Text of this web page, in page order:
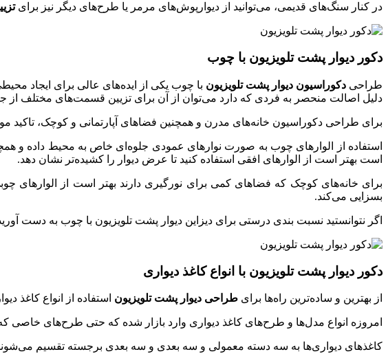
در کنار سنگ‌های قدیمی، می‌توانید از دیوارپوش‌های مرمر یا طرح‌های دیگر نیز برای
دکور دیوار پشت تلویزیون با چوب
طراحیدکوراسیون دیوار پشت تلویزیون با چوب یکی از ایده‌های عالی برای ایجاد
دلیل اصالت منحصر به فردی که دارد می‌توان از آن برای تزیین قسمت‌های مختلف از
برای طراحی دکوراسیون خانه‌های مدرن و همچنین فضاهای آپارتمانی و کوچک، تاکید
استفاده از الوارهای چوب به صورت نوارهای عمودی جلوه‌ای خاص به محیط داده و
است بهتر است از الوارهای افقی استفاده کنید تا عرض دیوار را کشیده‌تر نشان دهد.
برای خانه‌های کوچک که فضاهای کمی برای نورگیری دارند بهتر است از الوارهای
بسزایی می‌کند.
اگر نتوانستید نسبت بندی درستی برای دیزاین دیوار پشت تلویزیون با چوب به دست آورید از قانون نسبت
دکور دیوار پشت تلویزیون با انواع کاغذ دیواری
از بهترین و ساده‌ترین راه‌ها برای طراحی دیوار پشت تلویزیون استفاده از انواع کاغذ
امروزه انواع مدل‌ها و طرح‌های کاغذ دیواری وارد بازار شده که حتی طرح‌های خاصی
کاغذهای دیواری‌ها به سه دسته معمولی و سه بعدی و سه بعدی برجسته تقسیم